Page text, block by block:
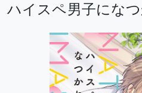
ハイスペ男子にな